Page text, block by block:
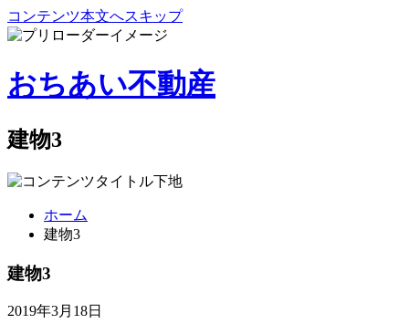
コンテンツ本文へスキップ
おちあい不動産
建物3
ホーム
建物3
建物3
2019年3月18日